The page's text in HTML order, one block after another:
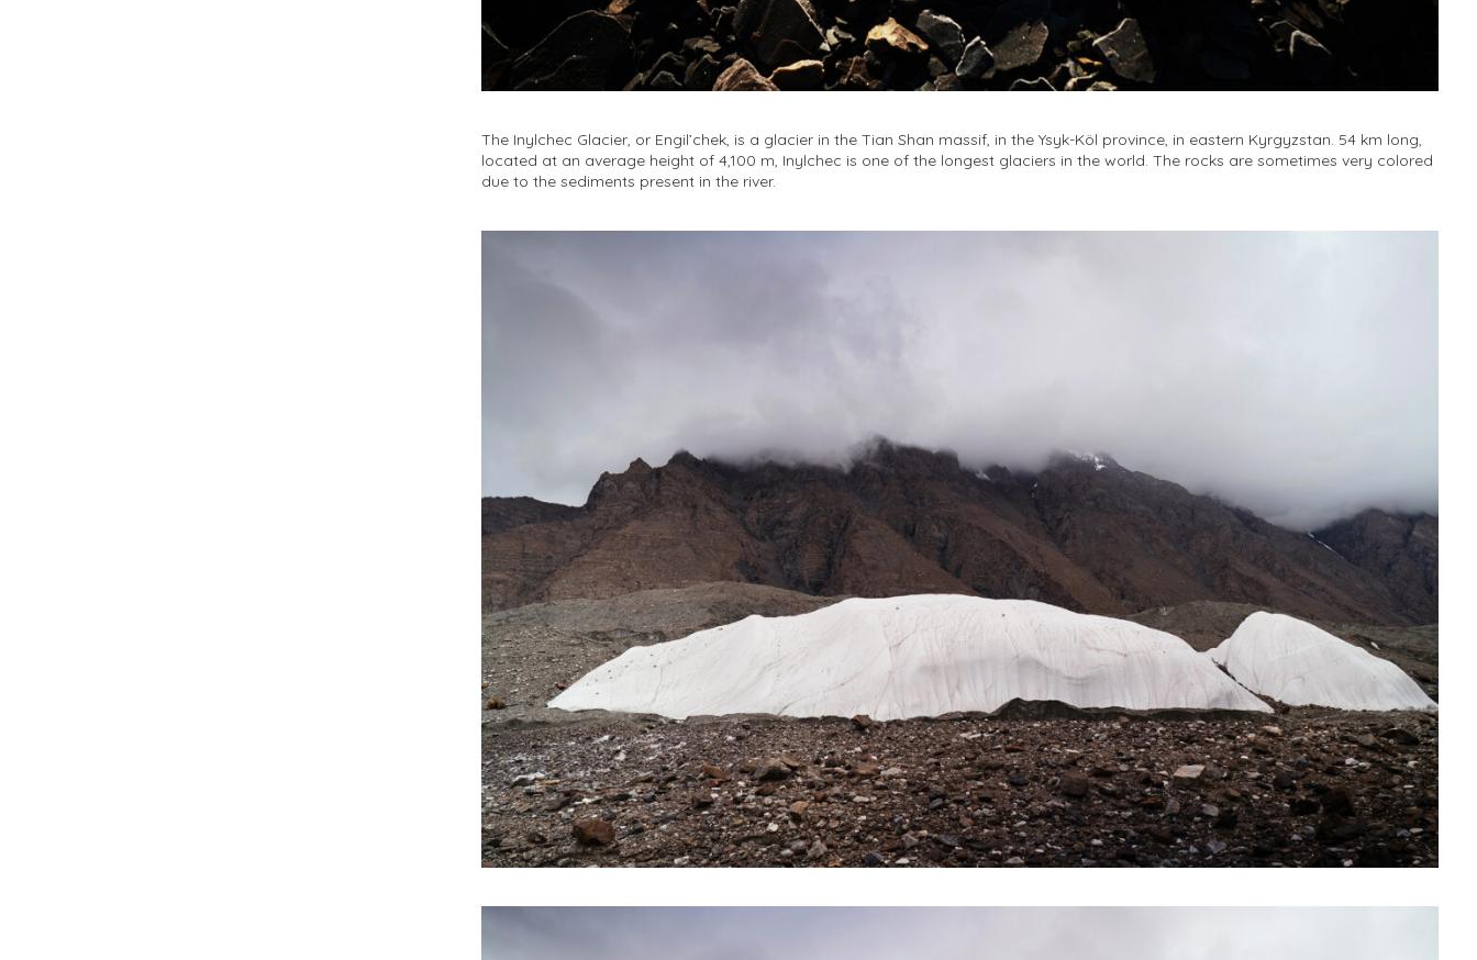
The Inylchec Glacier, or Engil’chek, is a glacier in the Tian Shan massif, in the Ysyk-Köl province, in eastern Kyrgyzstan. 54 km long,
located at an average height of 4,100 m, Inylchec is one of the longest glaciers in the world. The rocks are sometimes very colored
due to the sediments present in the river.